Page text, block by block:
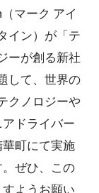
マーク アイ
イン）が「テ
ーが創る新社
して、世界の
クノロジーや
ドライバー
町にて実施
ぜひ、この
ようお願い